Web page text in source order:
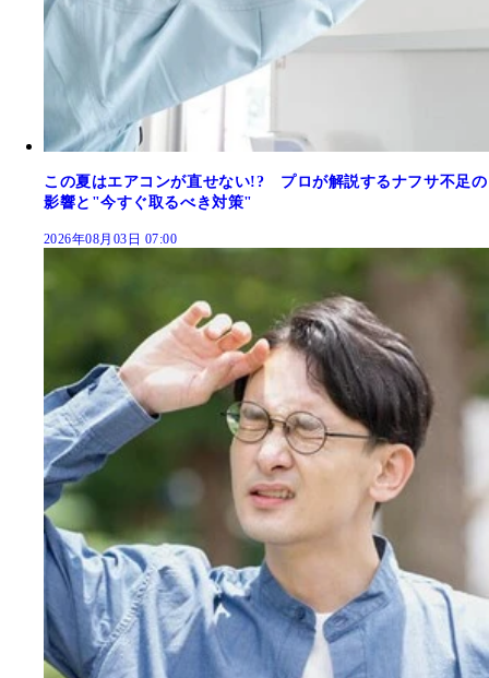
この夏はエアコンが直せない!? プロが解説するナフサ不足の
影響と"今すぐ取るべき対策"
2026年08月03日 07:00